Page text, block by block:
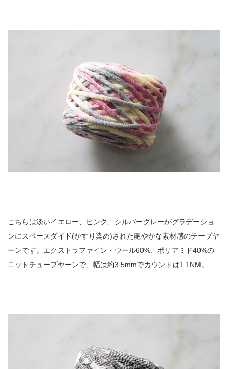
こちらは淡いイエロー、ピンク、シルバーグレーがグラデーショ
ンにスペースダイド(かすり染め)された艶やかな素材感のテープヤ
ーンです。エクストラファイン・ウール60%、ポリアミド40%の
ニットチューブヤーンで、幅は約3.5mmでカウントは1.1NM。